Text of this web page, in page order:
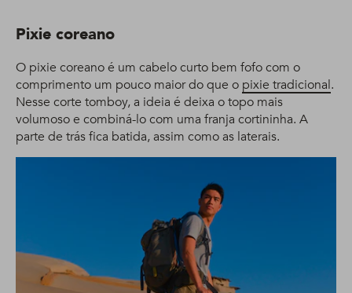
Pixie coreano
O pixie coreano é um cabelo curto bem fofo com o
comprimento um pouco maior do que o pixie tradicional.
Nesse corte tomboy, a ideia é deixa o topo mais
volumoso e combiná-lo com uma franja cortininha. A
parte de trás fica batida, assim como as laterais.